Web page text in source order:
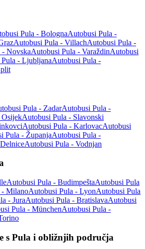
Pula - BolognaAutobusi Pula -
Autobusi Pula - VillachAutobusi Pula -
- NovskaAutobusi Pula - VaraždinAutobusi
- LjubljanaAutobusi Pula -
Pula - ZadarAutobusi Pula -
OsijekAutobusi Pula - Slavonski
Autobusi Pula - KarlovacAutobusi
Pula - ŽupanjaAutobusi Pula -
Autobusi Pula - Vodnjan
Autobusi Pula - BudimpeštaAutobusi Pula
- MilanoAutobusi Pula - LyonAutobusi Pula
- JuraAutobusi Pula - BratislavaAutobusi
Pula - MünchenAutobusi Pula -
s Pula i obližnjih područja